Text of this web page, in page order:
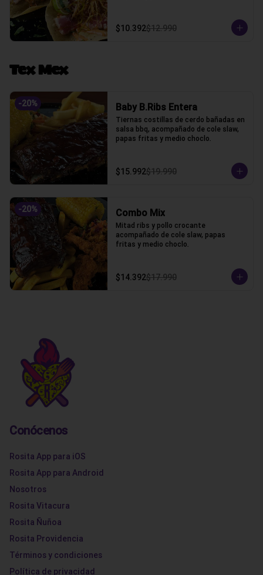
$10.392$12.990
Tex Mex
-20% Baby B.Ribs Entera
Tiernas costillas de cerdo bañadas en
salsa bbq, acompañado de cole slaw,
papas fritas y medio choclo.
$15.992$19.990
-20% Combo Mix
Mitad ribs y pollo crocante
acompañado de cole slaw, papas
fritas y medio choclo.
$14.392$17.990
Conócenos
Rosita App para iOS
Rosita App para Android
Nosotros
Rosita Vitacura
Rosita Ñuñoa
Rosita Providencia
Términos y condiciones
Política de privacidad